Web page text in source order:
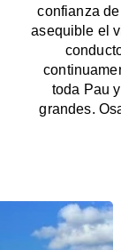
confianza
asequible el
toda Pau
grandes.